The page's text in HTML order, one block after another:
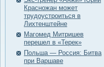
Красножан может
трудоустроиться в
Лихтенштейне
Магомед Митришев
перешел в «Терек»
Польша — Россия: Битва
при Варшаве